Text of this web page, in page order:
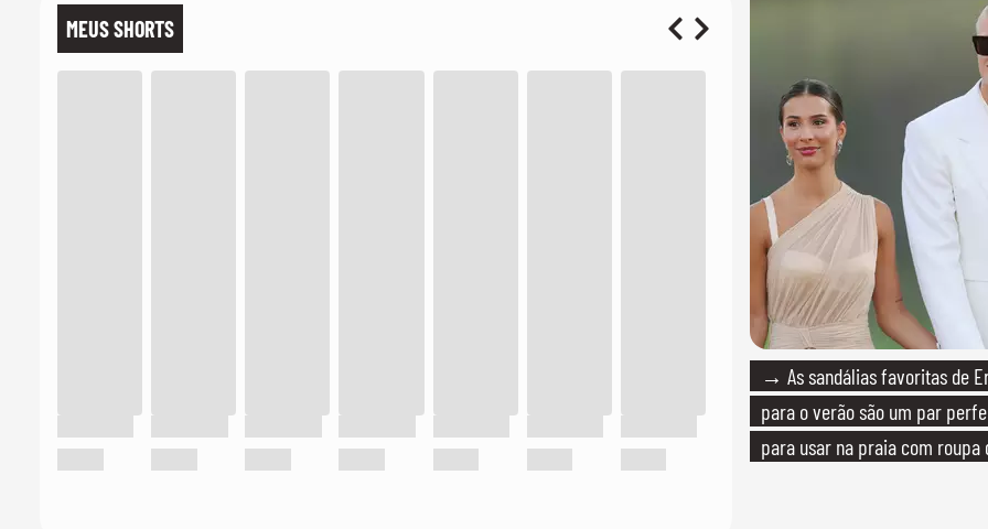
→ As sandálias favoritas de
para o verão são um par
para usar na praia com roupa
MEUS SHORTS